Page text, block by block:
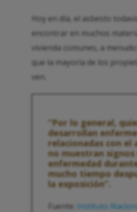
Hoy en día, el asbesto
encontrar en muchos
vivienda comunes, a
que la mayoría de los
ven.
“Por lo general,
desarrollan
relacionadas con el
no muestran signos
enfermedad
mucho tiempo
la exposición”.
Fuente: Instituto